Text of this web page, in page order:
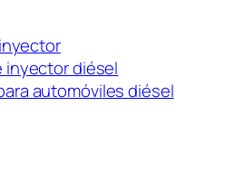
inyector diésel
automóviles diésel